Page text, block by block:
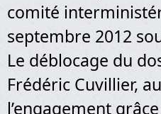
comité
septembre 2012
Le déblocage du
Frédéric Cuvillier,
l’engagement